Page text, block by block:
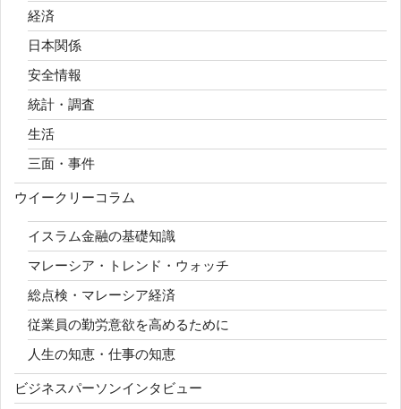
経済
日本関係
安全情報
統計・調査
生活
三面・事件
ウイークリーコラム
イスラム金融の基礎知識
マレーシア・トレンド・ウォッチ
総点検・マレーシア経済
従業員の勤労意欲を高めるために
人生の知恵・仕事の知恵
ビジネスパーソンインタビュー